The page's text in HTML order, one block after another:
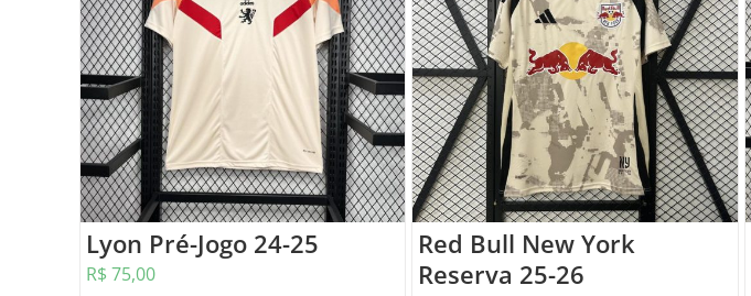
Lyon Pré-Jogo 24-25
R$ 75,00
Red Bull New York
Reserva 25-26